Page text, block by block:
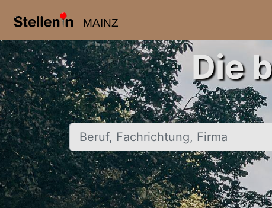
MAINZ
Die
Beruf, Fachrichtung, Firma